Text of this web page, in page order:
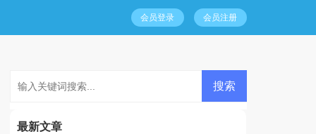
会员登录 会员注册
最新文章